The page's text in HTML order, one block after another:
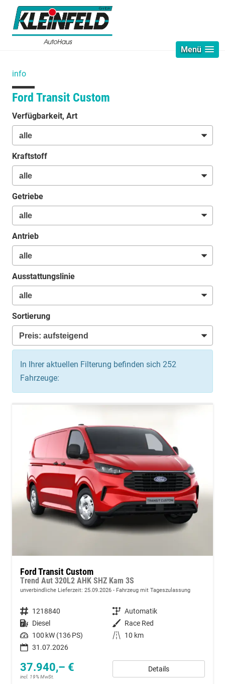
Menü
info
Ford Transit Custom
Verfügbarkeit, Art
Kraftstoff
Getriebe
Antrieb
Ausstattungslinie
Sortierung
In Ihrer aktuellen Filterung befinden sich 252
Fahrzeuge:
Ford Transit Custom
Trend Aut 320L2 AHK SHZ Kam 3S
unverbindliche Lieferzeit: 25.09.2026 Fahrzeug mit Tageszulassung
Fahrzeugnummer 1218840 Getriebe Automatik
Kraftstoff Diesel Außenfarbe Race Red
Leistung 100 kW (136 PS) Kilometerstand
10 km
31.07.2026
37.940,– €
incl. 19% MwSt.
Details